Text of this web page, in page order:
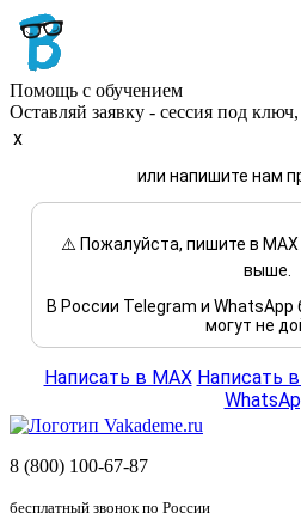
Помощь с обучением
Оставляй заявку - сессия под
x
или напишите нам
⚠️ Пожалуйста, пишите в
выше.
В России Telegram и
могут не
Написать в MAX Написать
8 (800) 100-67-87
бесплатный звонок по России